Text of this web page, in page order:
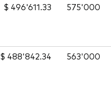
$ 496'611.33 575'000
$ 488'842.34 563'000